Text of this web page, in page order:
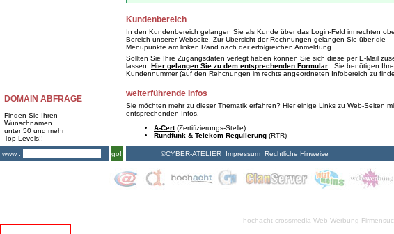
DOMAIN ABFRAGE
Finden Sie Ihren
Wunschnamen
unter 50 und mehr
Top-Levels!!
www .
go!
Kundenbereich
In den Kundenbereich gelangen Sie als Kunde über das Login-Feld im rechten
Bereich unserer Webseite. Zur Übersicht der Rechnungen gelangen Sie über die
Menupunkte am linken Rand nach der erfolgreichen Anmeldung.
Sollten Sie Ihre Zugangsdaten verlegt haben können Sie sich diese per E-Mail
lassen. Hier gelangen Sie zu dem entsprechenden Formular . Sie benötigen Ihre
Kundennummer (auf den Rehcnungen im rechts angeordneten Infobereich zu
weiterführende Infos
Sie möchten mehr zu dieser Thematik erfahren? Hier einige Links zu Web-Seiten
entsprechenden Infos.
A-Cert(Zertifizierungs-Stelle)
Rundfunk & Telekom Regulierung (RTR)
©CYBER-ATELIER Impressum Rechtliche Hinweise
hochacht crossmedia Web-Werbung